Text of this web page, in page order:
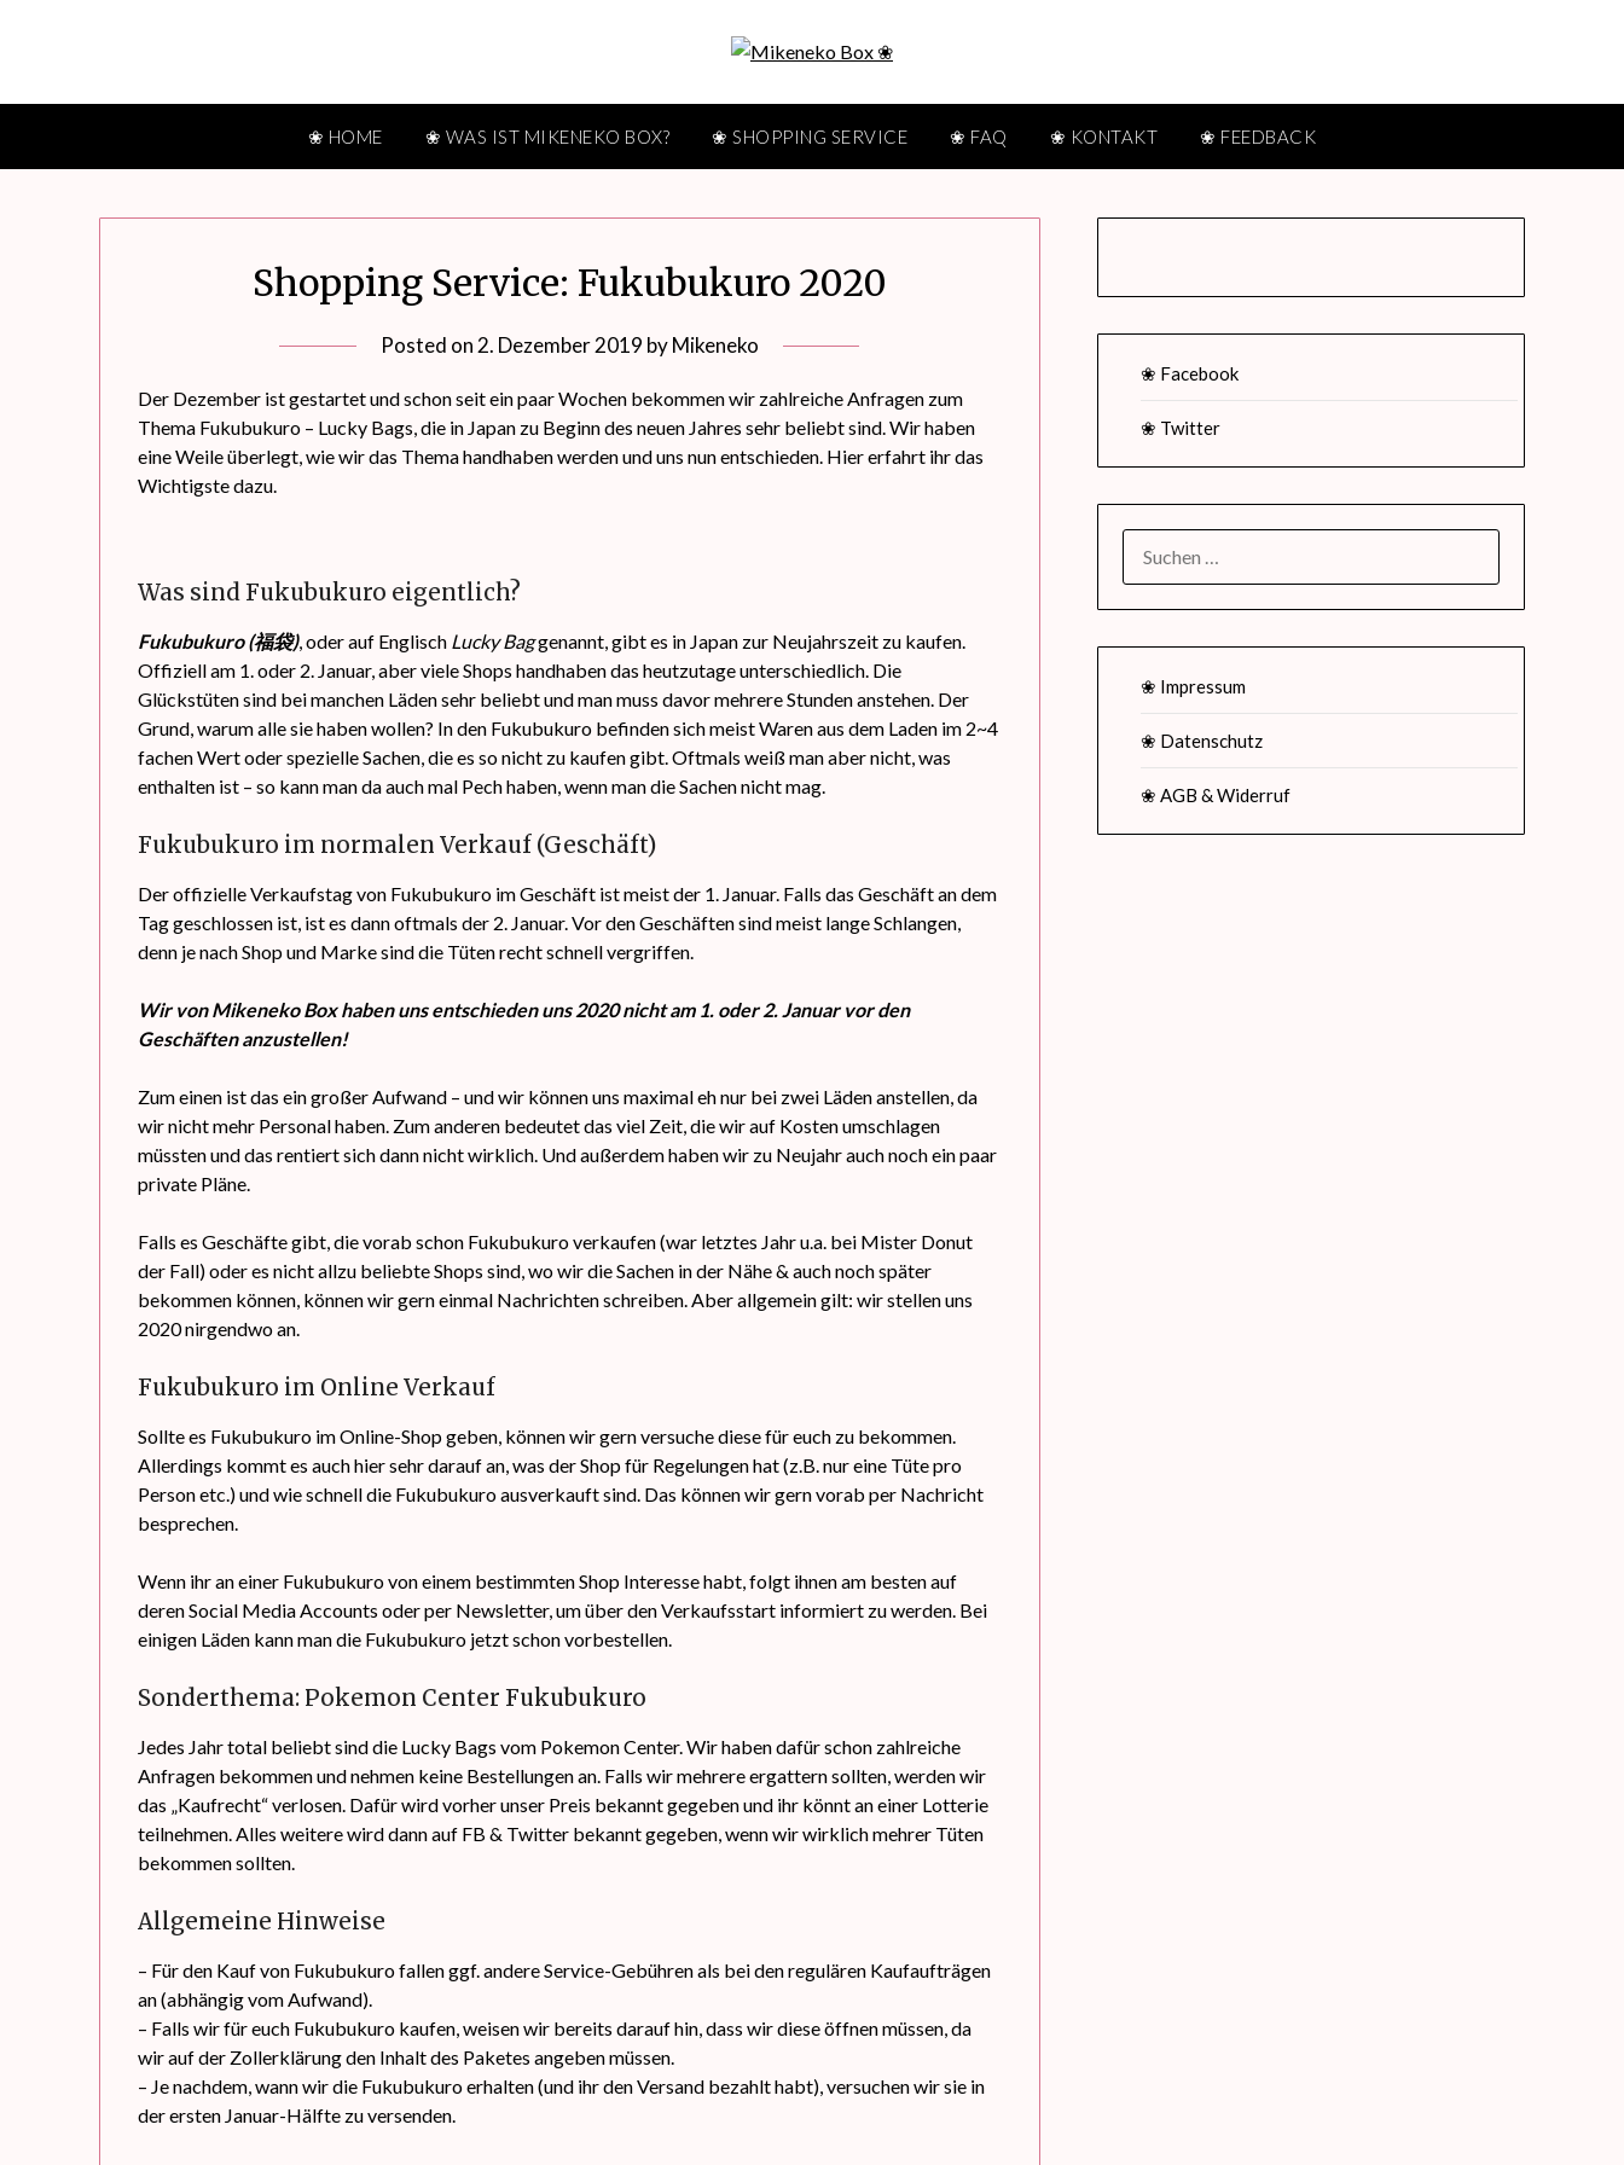
❀ HOME ❀ WAS IST MIKENEKO BOX? ❀ SHOPPING SERVICE ❀ FAQ ❀ KONTAKT ❀ FEEDBACK
Shopping Service: Fukubukuro 2020
Posted on 2. Dezember 2019 byMikeneko
Der Dezember ist gestartet und schon seit ein paar Wochen bekommen wir zahlreiche Anfragen zum
Thema Fukubukuro – Lucky Bags, die in Japan zu Beginn des neuen Jahres sehr beliebt sind. Wir haben
eine Weile überlegt, wie wir das Thema handhaben werden und uns nun entschieden. Hier erfahrt ihr das
Wichtigste dazu.
Was sind Fukubukuro eigentlich?
Fukubukuro (福袋), oder auf Englisch Lucky Baggenannt, gibt es in Japan zur Neujahrszeit zu kaufen.
Offiziell am 1. oder 2. Januar, aber viele Shops handhaben das heutzutage unterschiedlich. Die
Glückstüten sind bei manchen Läden sehr beliebt und man muss davor mehrere Stunden anstehen. Der
Grund, warum alle sie haben wollen? In den Fukubukuro befinden sich meist Waren aus dem Laden im 2~4
fachen Wert oder spezielle Sachen, die es so nicht zu kaufen gibt. Oftmals weiß man aber nicht, was
enthalten ist – so kann man da auch mal Pech haben, wenn man die Sachen nicht mag.
Fukubukuro im normalen Verkauf (Geschäft)
Der offizielle Verkaufstag von Fukubukuro im Geschäft ist meist der 1. Januar. Falls das Geschäft an dem
Tag geschlossen ist, ist es dann oftmals der 2. Januar. Vor den Geschäften sind meist lange Schlangen,
denn je nach Shop und Marke sind die Tüten recht schnell vergriffen.
Wir von Mikeneko Box haben uns entschieden uns 2020 nicht am 1. oder 2. Januar vor den
Geschäften anzustellen!
Zum einen ist das ein großer Aufwand – und wir können uns maximal eh nur bei zwei Läden anstellen, da
wir nicht mehr Personal haben. Zum anderen bedeutet das viel Zeit, die wir auf Kosten umschlagen
müssten und das rentiert sich dann nicht wirklich. Und außerdem haben wir zu Neujahr auch noch ein paar
private Pläne.
Falls es Geschäfte gibt, die vorab schon Fukubukuro verkaufen (war letztes Jahr u.a. bei Mister Donut
der Fall) oder es nicht allzu beliebte Shops sind, wo wir die Sachen in der Nähe & auch noch später
bekommen können, können wir gern einmal Nachrichten schreiben. Aber allgemein gilt: wir stellen uns
2020 nirgendwo an.
Fukubukuro im Online Verkauf
Sollte es Fukubukuro im Online-Shop geben, können wir gern versuche diese für euch zu bekommen.
Allerdings kommt es auch hier sehr darauf an, was der Shop für Regelungen hat (z.B. nur eine Tüte pro
Person etc.) und wie schnell die Fukubukuro ausverkauft sind. Das können wir gern vorab per Nachricht
besprechen.
Wenn ihr an einer Fukubukuro von einem bestimmten Shop Interesse habt, folgt ihnen am besten auf
deren Social Media Accounts oder per Newsletter, um über den Verkaufsstart informiert zu werden. Bei
einigen Läden kann man die Fukubukuro jetzt schon vorbestellen.
Sonderthema: Pokemon Center Fukubukuro
Jedes Jahr total beliebt sind die Lucky Bags vom Pokemon Center. Wir haben dafür schon zahlreiche
Anfragen bekommen und nehmen keine Bestellungen an. Falls wir mehrere ergattern sollten, werden wir
das „Kaufrecht“ verlosen. Dafür wird vorher unser Preis bekannt gegeben und ihr könnt an einer Lotterie
teilnehmen. Alles weitere wird dann auf FB & Twitter bekannt gegeben, wenn wir wirklich mehrer Tüten
bekommen sollten.
Allgemeine Hinweise
– Für den Kauf von Fukubukuro fallen ggf. andere Service-Gebühren als bei den regulären Kaufaufträgen
an (abhängig vom Aufwand).
– Falls wir für euch Fukubukuro kaufen, weisen wir bereits darauf hin, dass wir diese öffnen müssen, da
wir auf der Zollerklärung den Inhalt des Paketes angeben müssen.
– Je nachdem, wann wir die Fukubukuro erhalten (und ihr den Versand bezahlt habt), versuchen wir sie in
der ersten Januar-Hälfte zu versenden.
❀ Facebook
❀ Twitter
NACH:
❀ Impressum
❀ Datenschutz
❀ AGB & Widerruf